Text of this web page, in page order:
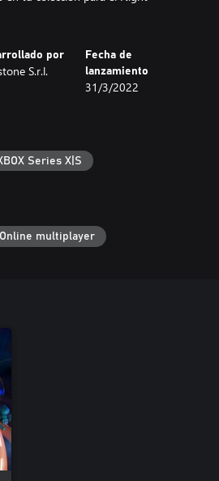
por
S.r.l.
Fecha de
lanzamiento
31/3/2022
Series X|S
Online multiplayer